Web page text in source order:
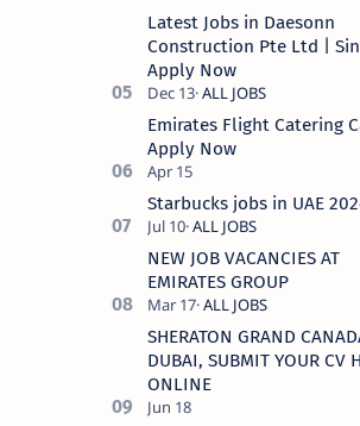
Latest Jobs in Daesonn
Construction Pte Ltd |
Apply Now
Emirates Flight Catering
Apply Now
Starbucks jobs in UAE
NEW JOB VACANCIES AT
EMIRATES GROUP
SHERATON GRAND
DUBAI, SUBMIT YOUR CV
ONLINE